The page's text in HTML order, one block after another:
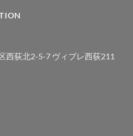
西荻北2-5-7 ヴィブレ西荻211